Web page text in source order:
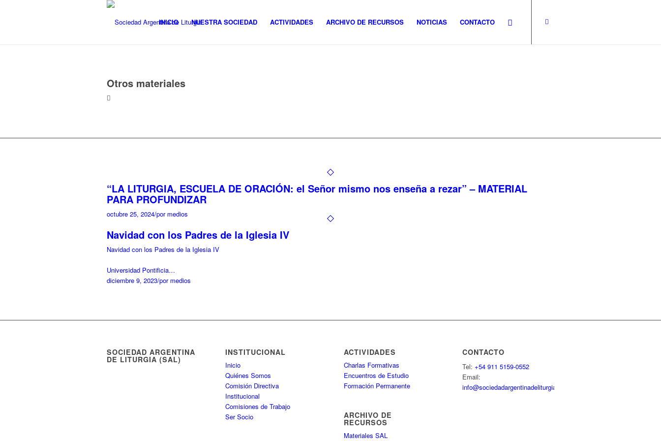
INICIO NUESTRA SOCIEDAD ACTIVIDADES ARCHIVO DE RECURSOS NOTICIAS CONTACTO
Otros materiales
“LA LITURGIA, ESCUELA DE ORACIÓN: el Señor mismo nos enseña a rezar” – MATERIAL
PARA PROFUNDIZAR
octubre 25, 2024/por medios
Navidad con los Padres de la Iglesia IV
Navidad con los Padres de la Iglesia IV
Universidad Pontificia…
diciembre 9, 2023/por medios
SOCIEDAD ARGENTINA
DE LITURGIA (SAL)
INSTITUCIONAL
Inicio
Quiénes Somos
Comisión Directiva
Institucional
Comisiones de Trabajo
Ser Socio
ACTIVIDADES
Charlas Formativas
Encuentros de Estudio
Formación Permanente
ARCHIVO DE
RECURSOS
Materiales SAL
CONTACTO
Tel:+54 911 5159-0552
Email:
info@sociedadargentinadeliturgia.org